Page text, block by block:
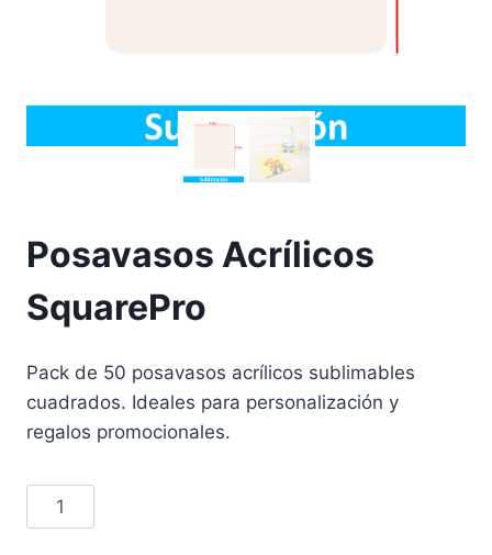
Posavasos Acrílicos
SquarePro
Pack de 50 posavasos acrílicos sublimables
cuadrados. Ideales para personalización y
regalos promocionales.